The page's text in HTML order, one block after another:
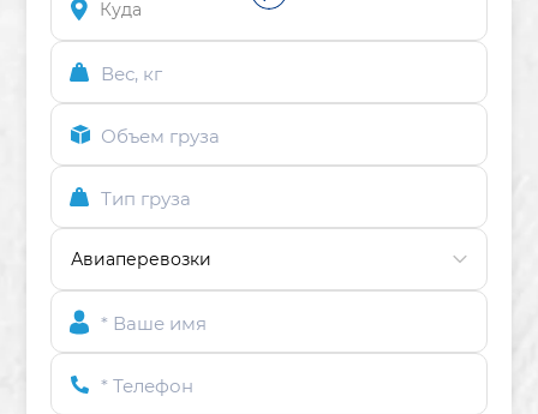
Вес, кг
Объем груза
Тип груза
* Ваше имя
* Телефон